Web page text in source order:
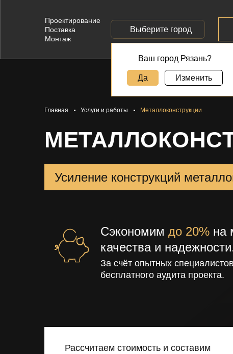
Проектирование
Поставка
Монтаж
Выберите город
Ваш город Рязань?
Да Изменить
Главная Услуги и работы Металлоконструкции
Усиление конструкций
Сэкономим до 20% на
качества и
За счёт опытных
бесплатного аудита проекта.
Рассчитаем стоимость и составим